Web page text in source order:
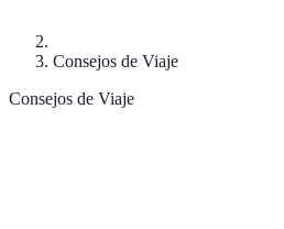
Consejos de Viaje
Consejos de Viaje